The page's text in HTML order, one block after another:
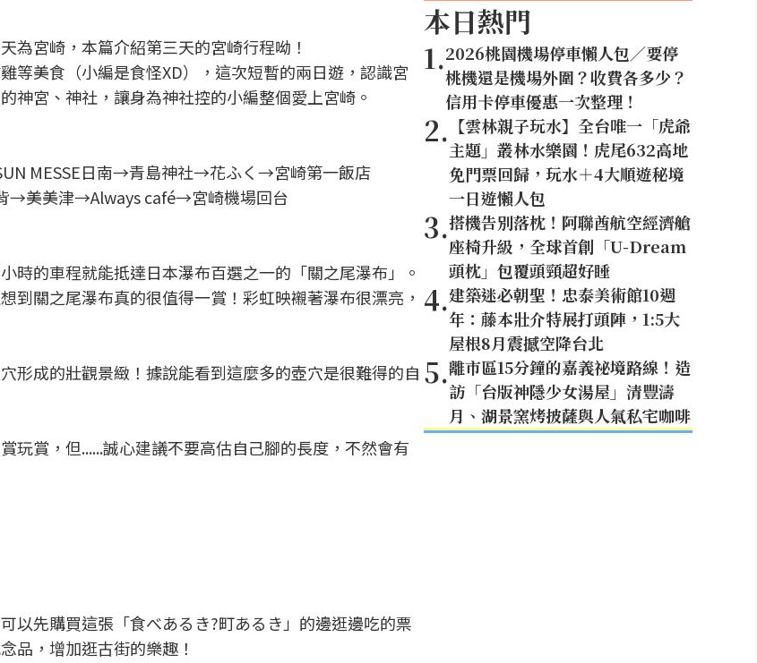
為宮崎，本篇介紹第三天的宮崎行程呦！
等美食（小編是食怪XD），這次短暫的兩日遊，認識宮
神宮、神社，讓身為神社控的小編整個愛上宮崎。
MESSE日南→青島神社→花ふく→宮崎第一飯店
→美美津→Always café→宮崎機場回台
時的車程就能抵達日本瀑布百選之一的「關之尾瀑布」。
到關之尾瀑布真的很值得一賞！彩虹映襯著瀑布很漂亮，
形成的壯觀景緻！據說能看到這麼多的壺穴是很難得的自
玩賞，但......誠心建議不要高估自己腳的長度，不然會有
以先購買這張「食べあるき?町あるき」的邊逛邊吃的票
品，增加逛古街的樂趣！
本日熱門
1.2026桃園機場停車懶人包／要停
桃機還是機場外圍？收費各多少？
信用卡停車優惠一次整理！
2. 【雲林親子玩水】全台唯一「虎爺
主題」叢林水樂園！虎尾632高地
免門票回歸，玩水＋4大順遊秘境
一日遊懶人包
3.搭機告別落枕！阿聯酋航空經濟艙
座椅升級，全球首創「U-Dream
頭枕」包覆頭頸超好睡
4.建築迷必朝聖！忠泰美術館10週
年：藤本壯介特展打頭陣，1:5大
屋根8月震撼空降台北
5.離市區15分鐘的嘉義祕境路線！造
訪「台版神隱少女湯屋」清豐濤
月、湖景窯烤披薩與人氣私宅咖啡